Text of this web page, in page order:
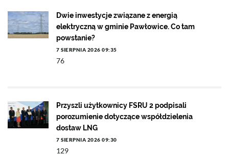
Dwie inwestycje związane z energią
elektryczną w gminie Pawłowice. Co tam
powstanie?
7 SIERPNIA 2026 09:35
76
Przyszli użytkownicy FSRU 2 podpisali
porozumienie dotyczące współdzielenia
dostaw LNG
7 SIERPNIA 2026 09:30
129